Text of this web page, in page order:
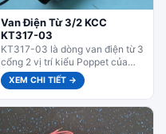
Van Điện Từ 3/2 KCC
KT317-03
KT317-03 là dòng van điện từ 3
cổng 2 vị trí kiểu Poppet của
KCC Hàn Quốc, có thiết kế...
XEM CHI TIẾT →